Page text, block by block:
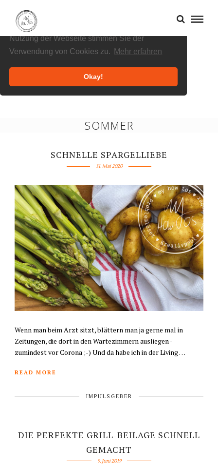
Cookies helfen uns bei der Bereitstellung
unserer Inhalte und Dienste. Durch die weitere
Nutzung der Webseite stimmen Sie der
Verwendung von Cookies zu.
Mehr erfahren
Okay!
SOMMER
SCHNELLE SPARGELLIEBE
31. Mai 2020
Wenn man beim Arzt sitzt, blättern man ja gerne mal in
Zeitungen, die dort in den Wartezimmern ausliegen -
zumindest vor Corona ;-) Und da habe ich in der Living …
READ MORE
IMPULSGEBER
DIE PERFEKTE GRILL-BEILAGE SCHNELL
GEMACHT
9. Juni 2019